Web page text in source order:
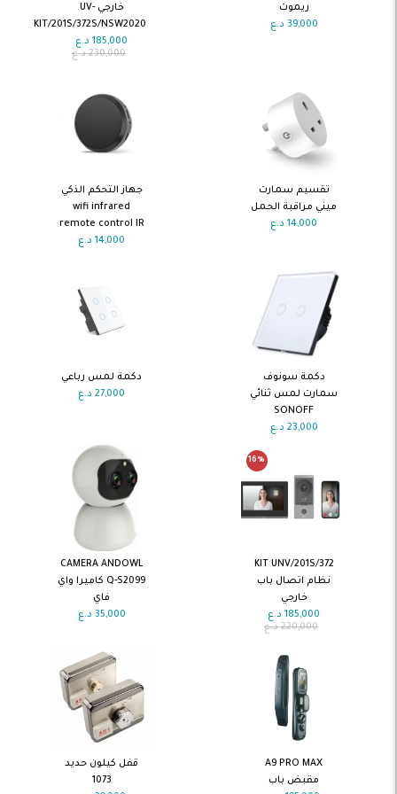
السلة
ريموت
39,000 د.ع
السلة
خارجي UV-
KIT/201S/372S/NSW2020
185,000 د.ع
230,000د.ع
اضف الى
السلة
تقسيم سمارت
ميني مراقبة الحمل
14,000 د.ع
اضف الى
السلة
جهاز التحكم الذكي
wifi infrared
remote control IR
14,000 د.ع
اضف الى
السلة
دكمة سونوف
سمارت لمس ثنائي
SONOFF
23,000 د.ع
اضف الى
السلة
دكمة لمس رباعي
27,000 د.ع
16%
اضف الى
السلة
KIT UNV/201S/372
نظام اتصال باب
خارجي
185,000 د.ع
220,000د.ع
اضف الى
السلة
CAMERA ANDOWL
Q-S2099 كاميرا واي
فاي
35,000 د.ع
اضف الى
السلة
A9 PRO MAX
مقبض باب
اضف الى
السلة
قفل كيلون حديد
1073